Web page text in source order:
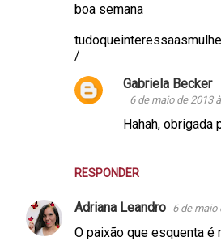
boa semana
/
RESPONDER
Gabriela Becker
6 de maio de 2013
Hahah, obrigada
Adriana Leandro 6 de maio
O paixão que esquenta é